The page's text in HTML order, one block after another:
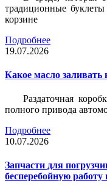
традиционные
корзине
Подробнее
19.07.2026
Какое масло
Раздаточная
полного привода
Подробнее
10.07.2026
Запчасти для
бесперебойную